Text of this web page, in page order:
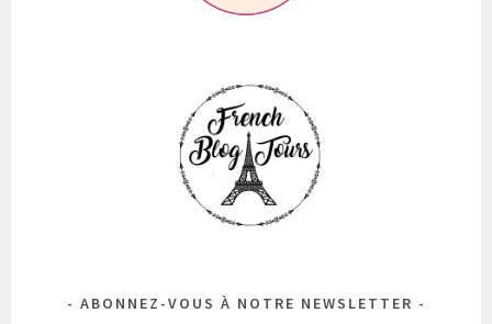
ABONNEZ-VOUS À NOTRE NEWSLETTER